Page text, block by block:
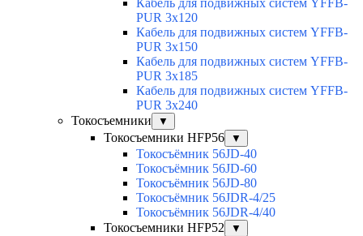
Кабель для подвижных систем YFFB-
PUR 3x120
Кабель для подвижных систем YFFB-
PUR 3x150
Кабель для подвижных систем YFFB-
PUR 3x185
Кабель для подвижных систем YFFB-
PUR 3x240
Токосъемники
▼
Токосъемники HFP56 ▼
Токосъёмник 56JD-40
Токосъёмник 56JD-60
Токосъёмник 56JD-80
Токосъёмник 56JDR-4/25
Токосъёмник 56JDR-4/40
Токосъемники HFP52
▼